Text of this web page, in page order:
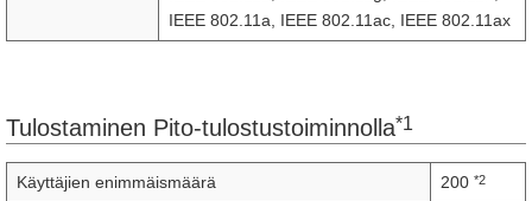
IEEE 802.11a, IEEE 802.11ac, IEEE 802.11ax
Tulostaminen Pito-tulostustoiminnolla*1
Käyttäjien enimmäismäärä 200 *2